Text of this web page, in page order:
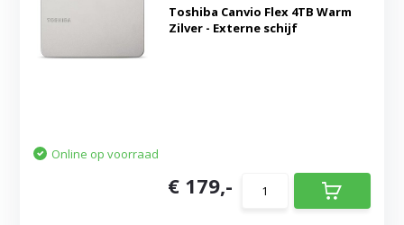
Toshiba Canvio Flex 4TB Warm
Zilver - Externe schijf
Online op voorraad
€ 179,-